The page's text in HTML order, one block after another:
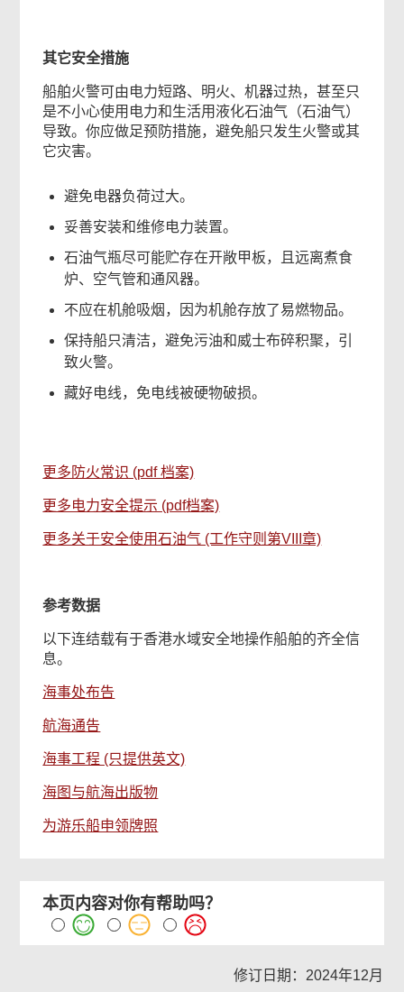
其它安全措施
船舶火警可由电力短路、明火、机器过热，甚至只
是不小心使用电力和生活用液化石油气（石油气）
导致。你应做足预防措施，避免船只发生火警或其
它灾害。
避免电器负荷过大。
妥善安装和维修电力装置。
石油气瓶尽可能贮存在开敞甲板，且远离煮食
炉、空气管和通风器。
不应在机舱吸烟，因为机舱存放了易燃物品。
保持船只清洁，避免污油和威士布碎积聚，引
致火警。
藏好电线，免电线被硬物破损。
更多防火常识 (pdf 档案)
更多电力安全提示 (pdf档案)
更多关于安全使用石油气 (工作守则第VIII章)
参考数据
以下连结载有于香港水域安全地操作船舶的齐全信
息。
海事处布告
航海通告
海事工程 (只提供英文)
海图与航海出版物
为游乐船申领牌照
本页内容对你有帮助吗？
修订日期：2024年12月